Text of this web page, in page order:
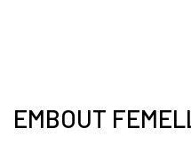
EMBOUT